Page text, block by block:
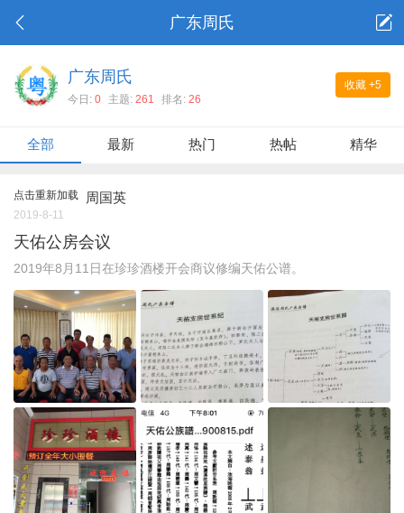
广东周氏
收藏 +5
广东周氏
今日: 0 主题: 261 排名: 26
全部 最新 热门 热帖 精华
点击重新加载 周国英
2019-8-11
天佑公房会议
2019年8月11日在珍珍酒楼开会商议修编天佑公谱。